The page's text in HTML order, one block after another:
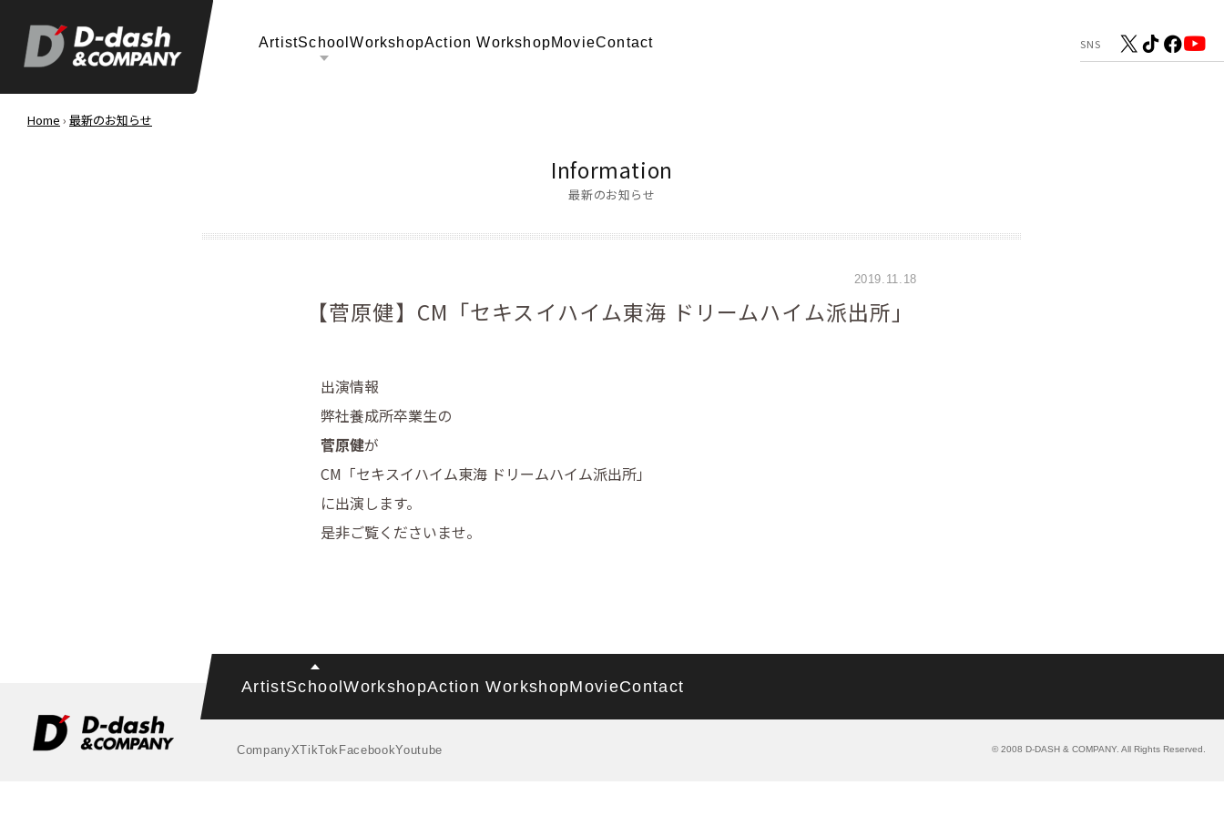
ArtistSchoolWorkshopAction WorkshopMovieContact
Home › 最新のお知らせ
Information
最新のお知らせ
2019.11.18
【菅原健】CM「セキスイハイム東海 ドリームハイム派出所」
出演情報
弊社養成所卒業生の
菅原健が
CM「セキスイハイム東海 ドリームハイム派出所」
に出演します。
是非ご覧くださいませ。
ArtistSchoolWorkshopAction WorkshopMovieContact
CompanyXTikTok FacebookYoutube © 2008 D-DASH & COMPANY. All Rights Reserved.